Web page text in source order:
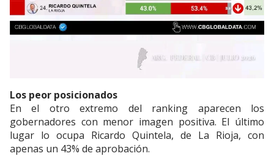
Los peor posicionados
En el otro extremo del ranking aparecen los
gobernadores con menor imagen positiva. El último
lugar lo ocupa Ricardo Quintela, de La Rioja, con
apenas un 43% de aprobación.